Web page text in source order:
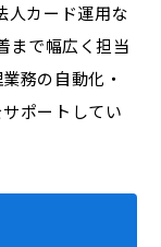
人カード運用な
まで幅広く担当
務の自動化・
ポートしてい